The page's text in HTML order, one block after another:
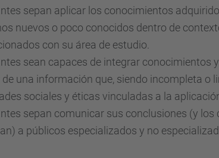
sepan aplicar los conocimientos
nuevos o poco conocidos dentro de
con su área de estudio.
sean capaces de integrar conocimientos
una información que, siendo incompleta o
sociales y éticas vinculadas a la
sepan comunicar sus conclusiones (y
a públicos especializados y no